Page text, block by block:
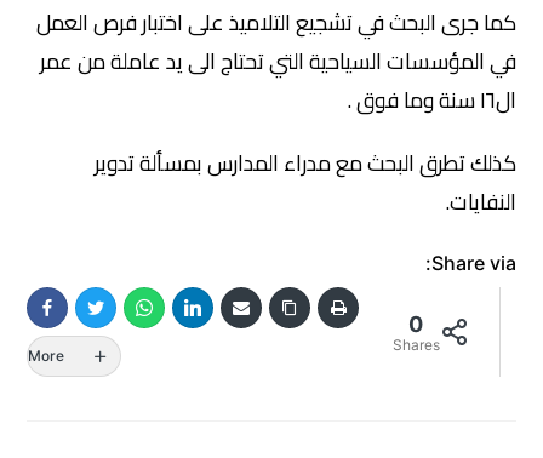
كما جرى البحث في تشجيع التلاميذ على اختبار فرص العمل
في المؤسسات السياحية التي تحتاج الى يد عاملة من عمر
ال١٦ سنة وما فوق .
كذلك تطرق البحث مع مدراء المدارس بمسألة تدوير
النفايات.
Share via:
0
Shares
More